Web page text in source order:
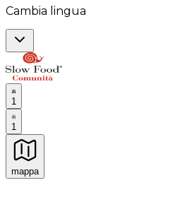
Cambia lingua
1
1
mappa
Esperienze culinarie